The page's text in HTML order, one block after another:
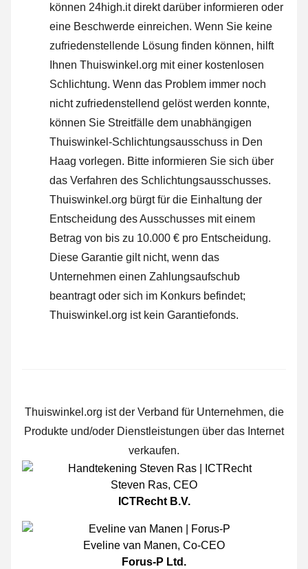
können 24high.it direkt darüber informieren oder
eine Beschwerde einreichen. Wenn Sie keine
zufriedenstellende Lösung finden können, hilft
Ihnen Thuiswinkel.org mit einer kostenlosen
Schlichtung. Wenn das Problem immer noch
nicht zufriedenstellend gelöst werden konnte,
können Sie Streitfälle dem unabhängigen
Thuiswinkel-Schlichtungsausschuss in Den
Haag vorlegen. Bitte informieren Sie sich über
das Verfahren des Schlichtungsausschusses.
Thuiswinkel.org bürgt für die Einhaltung der
Entscheidung des Ausschusses mit einem
Betrag von bis zu 10.000 € pro Entscheidung.
Diese Garantie gilt nicht, wenn das
Unternehmen einen Zahlungsaufschub
beantragt oder sich im Konkurs befindet;
Thuiswinkel.org ist kein Garantiefonds.
Thuiswinkel.org ist der Verband für Unternehmen, die
Produkte und/oder Dienstleistungen über das Internet
verkaufen.
Steven Ras, CEO
ICTRecht B.V.
Eveline van Manen, Co-CEO
Forus-P Ltd.